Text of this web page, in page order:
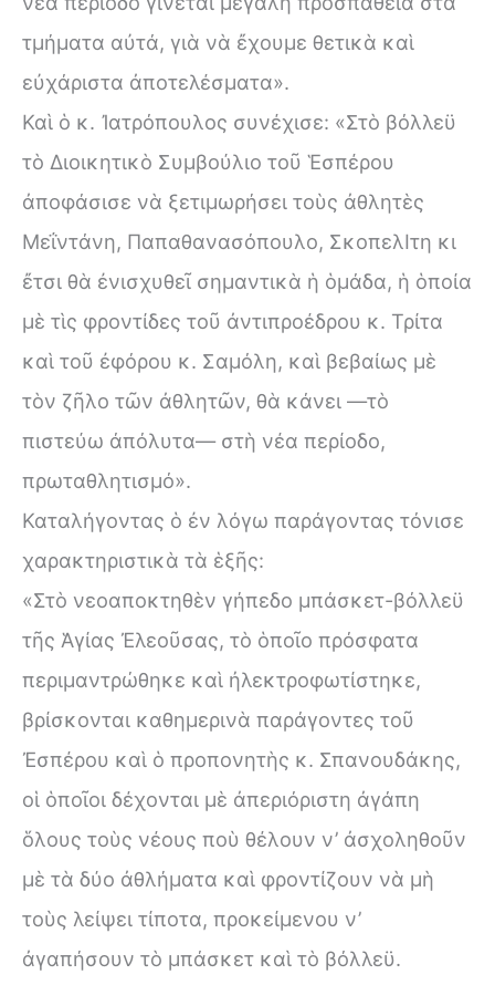
τμήματα αὐτά, γιὰ νὰ ἔχουμε θετικὰ καὶ
εὐχάριστα ἀποτελέσματα».
Καὶ ὁ κ. Ἰατρόπουλος συνέχισε: «Στὸ βόλλεϋ
τὸ Διοικητικὸ Συμβούλιο τοῦ Ἑσπέρου
ἀποφάσισε νὰ ξετιμωρήσει τοὺς ἀθλητὲς
Μεΐντάνη, Παπαθανασόπουλο, ΣκοπελΙτη κι
ἔτσι θὰ ἐνισχυθεῖ σημαντικὰ ἡ ὁμάδα, ἡ ὁποία
μὲ τὶς φροντίδες τοῦ ἀντιπροέδρου κ. Τρίτα
καὶ τοῦ ἐφόρου κ. Σαμόλη, καὶ βεβαίως μὲ
τὸν ζῆλο τῶν ἀθλητῶν, θὰ κάνει —τὸ
πιστεύω άπόλυτα— στὴ νέα περίοδο,
πρωταθλητισμό».
Καταλήγοντας ὁ ἐν λόγω παράγοντας τόνισε
χαρακτηριστικὰ τὰ ἑξῆς:
«Στὸ νεοαποκτηθὲν γήπεδο μπάσκετ-βόλλεϋ
τῆς Ἁγίας Ἐλεοῦσας, τὸ ὁποῖο πρόσφατα
περιμαντρώθηκε καὶ ἠλεκτροφωτίστηκε,
βρίσκονται καθημερινὰ παράγοντες τοῦ
Ἐσπέρου καὶ ὁ προπονητὴς κ. Σπανουδάκης,
οἱ ὁποῖοι δέχονται μὲ ἀπεριόριστη ἀγάπη
ὅλους τοὺς νέους ποὺ θέλουν ν’ ἀσχοληθοῦν
μὲ τὰ δύο ἀθλήματα καὶ φροντίζουν νὰ μὴ
τοὺς λείψει τίποτα, προκείμενου ν’
ἀγαπήσουν τὸ μπάσκετ καὶ τὸ βόλλεϋ.